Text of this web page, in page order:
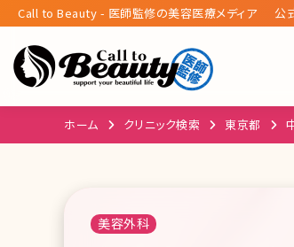
Call to Beauty - 医師監修の美容医療メディア 公
ホーム クリニック検索 東京都
美容外科